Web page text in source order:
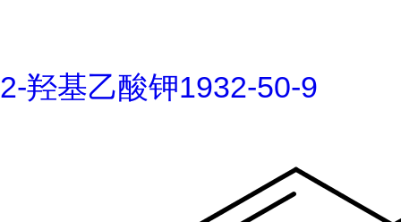
2-羟基乙酸钾1932-50-9